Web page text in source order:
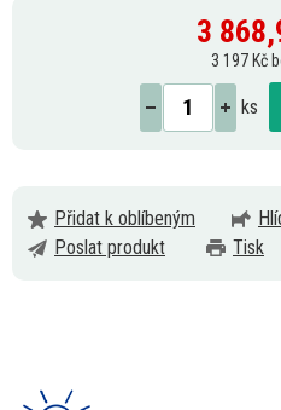
3
3 197 Kč
ks
Přidat k oblíbeným
Poslat produkt
Tisk